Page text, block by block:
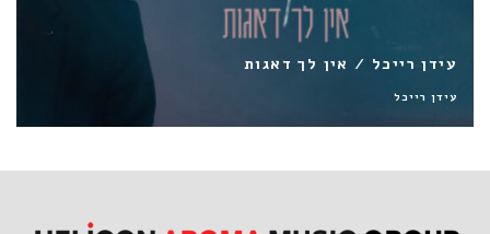
אורי שוחט | פלד | סימה נון / יפן